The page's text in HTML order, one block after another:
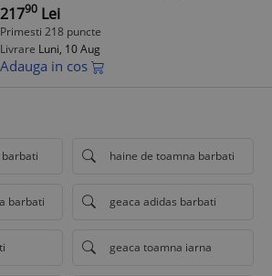
21790 Lei
Primesti 218 puncte
Livrare Luni, 10 Aug
Adauga in cos
haine de toamna barbati
barbati geaca adidas barbati
geaca toamna iarna